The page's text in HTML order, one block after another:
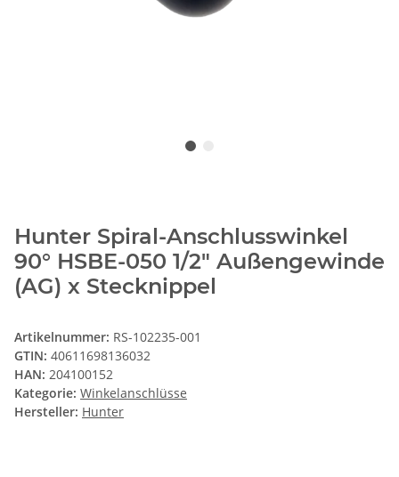
Hunter Spiral-Anschlusswinkel
90° HSBE-050 1/2" Außengewinde
(AG) x Stecknippel
Artikelnummer: RS-102235-001
GTIN: 40611698136032
HAN: 204100152
Kategorie: Winkelanschlüsse
Hersteller: Hunter